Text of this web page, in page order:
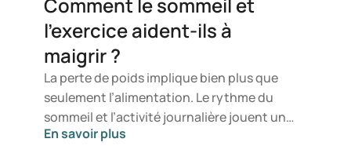
modifier votre mode de vie. Dans de tels cas,
réprimer la sensation de faim peut
constituer une aide précieuse.
l’exercice aident-ils à
maigrir ?
La perte de poids implique bien plus que
seulement l’alimentation. Le rythme du
sommeil et l’activité journalière jouent un
rôle essentiel dans la manière dont
En savoir plus